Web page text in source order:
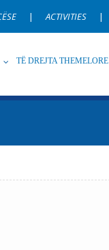
| ACTIVITIES |
TË DREJTA THEMELORE